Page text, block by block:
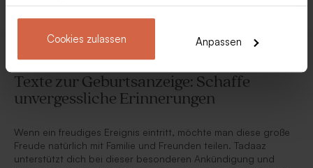
Cookies zulassen Anpassen
Texte zur Geburtsanzeige: Schaffe
unvergessliche Erinnerungen
Wenn ein freudiges Ereignis eintritt, möchte man diese große
Freude natürlich mit Familie und Freunden teilen. Tadaaz
unterstützt dich bei dieser besonderen Ankündigung und